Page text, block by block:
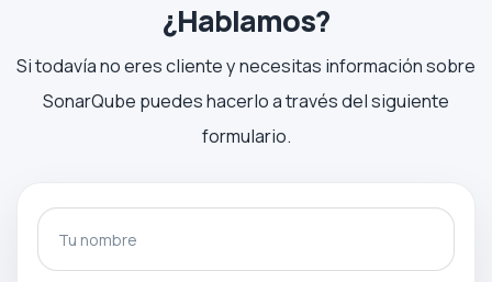
¿Hablamos?
Si todavía no eres cliente y necesitas información sobre
SonarQube puedes hacerlo a través del siguiente
formulario.